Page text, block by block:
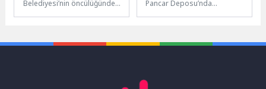
Belediyesi’nin öncülüğünde
Kocakum Plajı’nda...
Pancar Deposu’nda